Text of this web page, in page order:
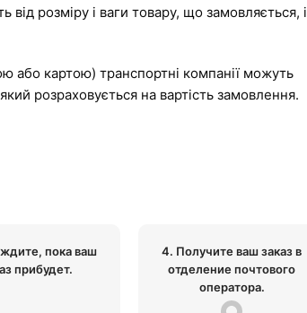
розміру і ваги товару, що замовляється, і
або картою) транспортні компанії можуть
розраховується на вартість замовлення.
пока ваш
прибудет.
4. Получите ваш заказ в
отделение почтового
оператора.